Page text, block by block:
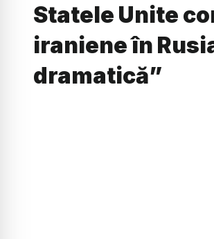
Statele Unite
iraniene în
dramatică”